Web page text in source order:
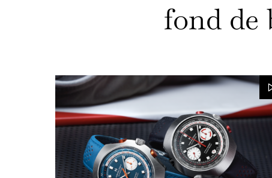
fond de